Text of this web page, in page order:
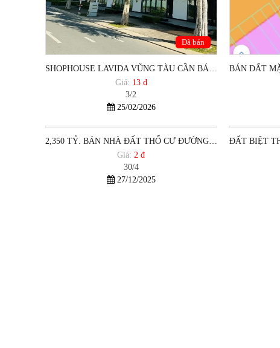
Đã bán
Giá: 13 đ
3/2
25/02/2026
2,350 TỶ. BÁN NHÀ ĐẤT THỔ CƯ ĐƯỜNG 30/4 PHƯỜNG 12 VŨNG TÀU
Giá: 2 đ
30/4
27/12/2025